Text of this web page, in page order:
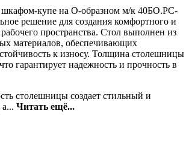
шкафом-купе на О-образном м/к 40БО.РС-
решение для создания комфортного и
пространства. Стол выполнен из
материалов, обеспечивающих
к износу. Толщина столешницы
гарантирует надежность и прочность в
столешницы создает стильный и
Читать ещё...